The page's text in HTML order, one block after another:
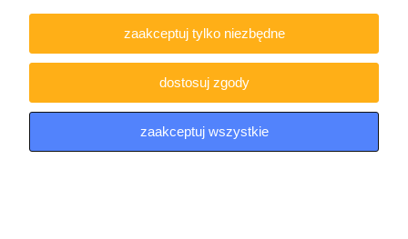
do koszyka
zaakceptuj tylko niezbędne
dostosuj zgody
zaakceptuj wszystkie